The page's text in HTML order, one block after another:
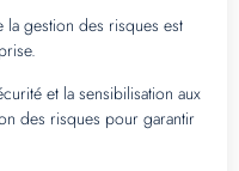
gestion des risques est
et la sensibilisation aux
des risques pour garantir